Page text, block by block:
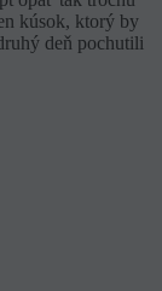
kúsok, ktorý by
deň pochutili